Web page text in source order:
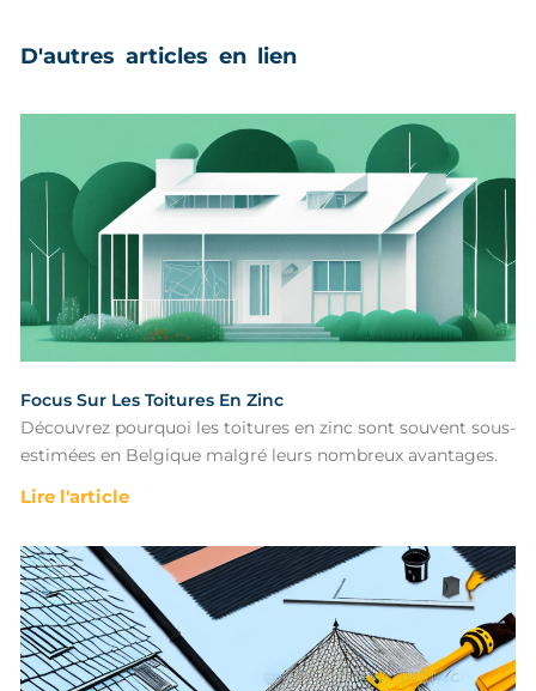
D'autres articles en lien
Focus Sur Les Toitures En Zinc
Découvrez pourquoi les toitures en zinc sont souvent sous-
estimées en Belgique malgré leurs nombreux avantages.
Lire l'article